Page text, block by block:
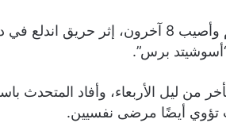
لقي 12 شخصًا مصرعهم وأصيب 8 آخرون،
برس”.
تؤوي أيضًا مرضى نفسيين.